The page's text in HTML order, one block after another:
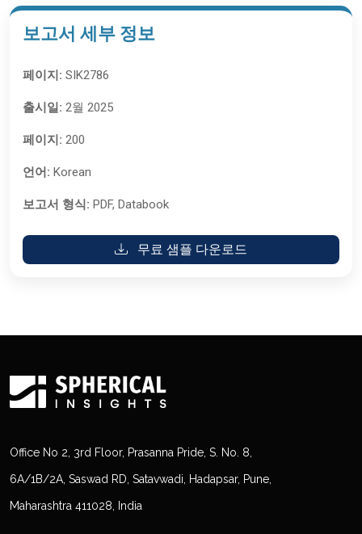
보고서 세부 정보
페이지: SIK2786
출시일: 2월 2025
페이지: 200
언어: Korean
보고서 형식: PDF, Databook
무료 샘플 다운로드
Office No 2, 3rd Floor, Prasanna Pride, S. No. 8,
6A/1B/2A, Saswad RD, Satavwadi, Hadapsar, Pune,
Maharashtra 411028, India